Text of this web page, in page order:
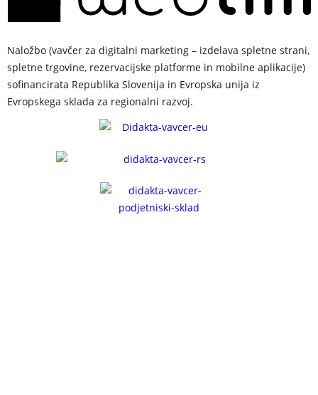
Naložbo (vavčer za digitalni marketing – izdelava spletne strani,
spletne trgovine, rezervacijske platforme in mobilne aplikacije)
sofinancirata Republika Slovenija in Evropska unija iz
Evropskega sklada za regionalni razvoj.